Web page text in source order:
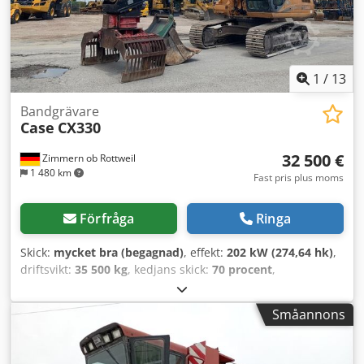
1 / 13
Zimmern ob Rottweil
1 480 km
Bandgrävare
Case CX330
32 500 €
Fast pris plus moms
Förfråga Ringa
Skick: mycket bra (begagnad), effekt: 202 kW (274,64 hk),
driftsvikt: 35 500 kg, kedjans skick: 70 procent,
, drifttimmar:
luftkonditionering, CASE CX330 Tillverkningsår: 2006
Drifttimmar: 9 139 timmar Sluten hytt Klimatanläggning
Radio Centraliserad smörjning Standardarm Armlängd:
3,30 m Fullständig hydraulik för (hammare, gripklo,
Småannons